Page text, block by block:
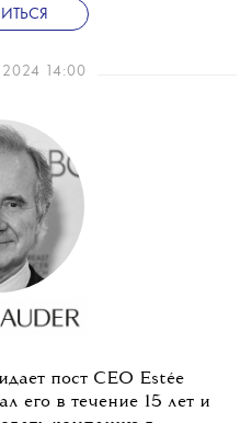
2024 14:00
пост CEO Estée
его в течение 15 лет и